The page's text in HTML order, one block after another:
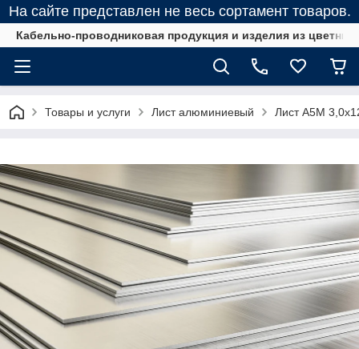
На сайте представлен не весь сортамент товаров.
Кабельно-проводниковая продукция и изделия из
Товары и услуги Лист алюминиевый Лист А5М